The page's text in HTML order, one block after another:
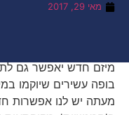
מאי 29, 2017
מיזם חדש יאפשר גם
בופה עשירים שיוקמו
מעתה יש לנו אפשרות